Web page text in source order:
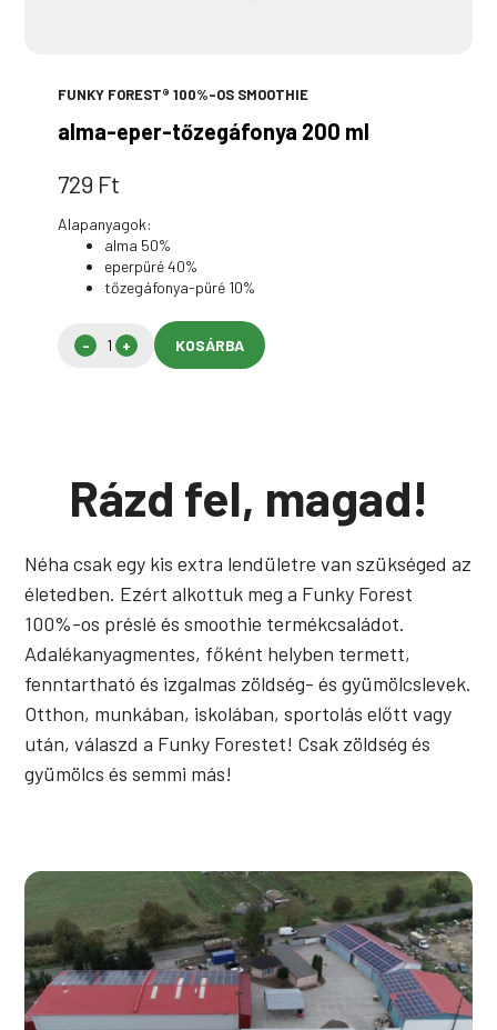
FUNKY FOREST® 100%-OS SMOOTHIE
alma-eper-tőzegáfonya 200 ml
729 Ft
Alapanyagok:
alma 50%
eperpüré 40%
tőzegáfonya-püré 10%
KOSÁRBA
Rázd fel, magad!
Néha csak egy kis extra lendületre van szükséged az
életedben. Ezért alkottuk meg a Funky Forest
100%-os préslé és smoothie termékcsaládot.
Adalékanyagmentes, főként helyben termett,
fenntartható és izgalmas zöldség- és gyümölcslevek.
Otthon, munkában, iskolában, sportolás előtt vagy
után, válaszd a Funky Forestet! Csak zöldség és
gyümölcs és semmi más!